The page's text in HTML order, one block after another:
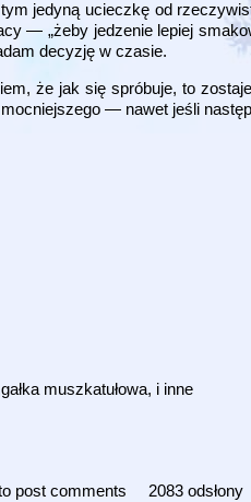
jedyną ucieczkę od
— „żeby jedzenie lepiej
decyzję w czasie.
że jak się spróbuje, to
— nawet jeśli
muszkatułowa, i inne
post comments 2083 odsłony